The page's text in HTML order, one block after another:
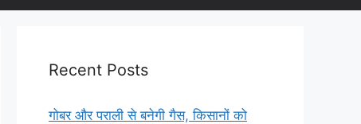
Recent Posts
गोबर और पराली से बनेगी गैस, किसानों को